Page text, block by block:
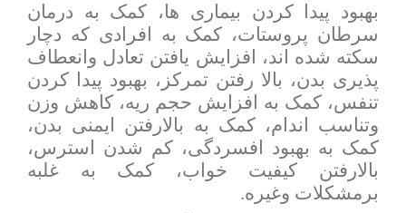
بهبود پیدا کردن بیماری ها، کمک به درمان
سرطان پروستات، کمک به افرادی که دچار
سکته شده اند، افزایش یافتن تعادل وانعطاف
پذیری بدن، بالا رفتن تمرکز، بهبود پیدا کردن
تنفس، کمک به افزایش حجم ریه، کاهش وزن
وتناسب اندام، کمک به بالارفتن ایمنی بدن،
کمک به بهبود افسردگی، کم شدن استرس،
بالارفتن کیفیت خواب، کمک به غلبه
برمشکلات وغیره.